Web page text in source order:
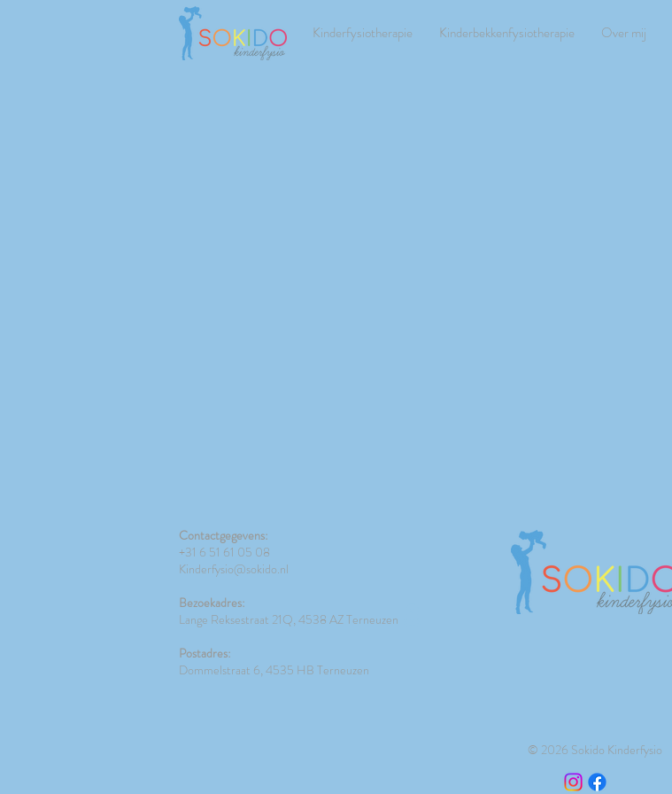
Kinderfysiotherapie Kinderbekkenfysiotherapie Over mij
Contactgegevens:
+31 6 51 61 05 08
Kinderfysio@sokido.nl
Bezoekadres:
Lange Reksestraat 21Q, 4538 AZ Terneuzen
Postadres:
Dommelstraat 6, 4535 HB Terneuzen
© 2026 Sokido Kinderfysio